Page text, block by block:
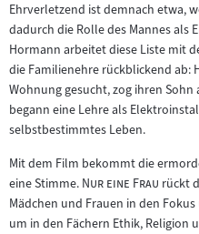
Ehrverletzend ist demnach etwa,
dadurch die Rolle des Mannes als
Hormann arbeitet diese Liste mit
die Familienehre rückblickend ab:
Wohnung gesucht, zog ihren
begann eine Lehre als
selbstbestimmtes Leben.
Mit dem Film bekommt die
eine Stimme. "Nur eine Frau "rückt
Mädchen und Frauen in den
um in den Fächern Ethik, Religion